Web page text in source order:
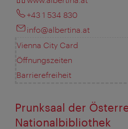
+43 1 534 830
info@albertina.at
Vienna City Card
Öffnungszeiten
Barrierefreiheit
Prunksaal der
Nationalbibliothek